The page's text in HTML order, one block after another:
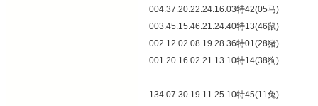
004.37.20.22.24.16.03特42(05马)
003.45.15.46.21.24.40特13(46鼠)
002.12.02.08.19.28.36特01(28猪)
001.20.16.02.21.13.10特14(38狗)
134.07.30.19.11.25.10特45(11兔)